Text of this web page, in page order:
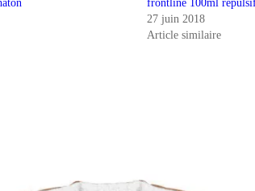
frontline 100ml
27 juin 2018
Article similaire